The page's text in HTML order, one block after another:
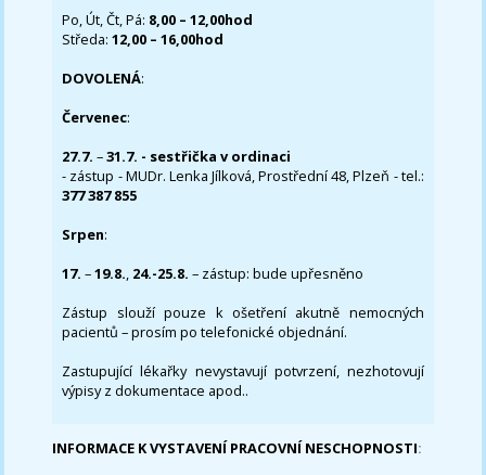
Po, Út, Čt, Pá: 8,00 – 12,00hod
Středa:12,00 – 16,00hod
DOVOLENÁ:
Červenec:
27.7.–31.7. - sestřička v ordinaci
- zástup - MUDr. Lenka Jílková, Prostřední 48, Plzeň - tel.:
377 387 855
Srpen:
17. –19.8., 24.-25.8. – zástup: bude upřesněno
Zástup slouží pouze k ošetření akutně nemocných
pacientů – prosím po telefonické objednání.
Zastupující lékařky nevystavují potvrzení, nezhotovují
výpisy z dokumentace apod..
INFORMACE K VYSTAVENÍ PRACOVNÍ NESCHOPNOSTI: